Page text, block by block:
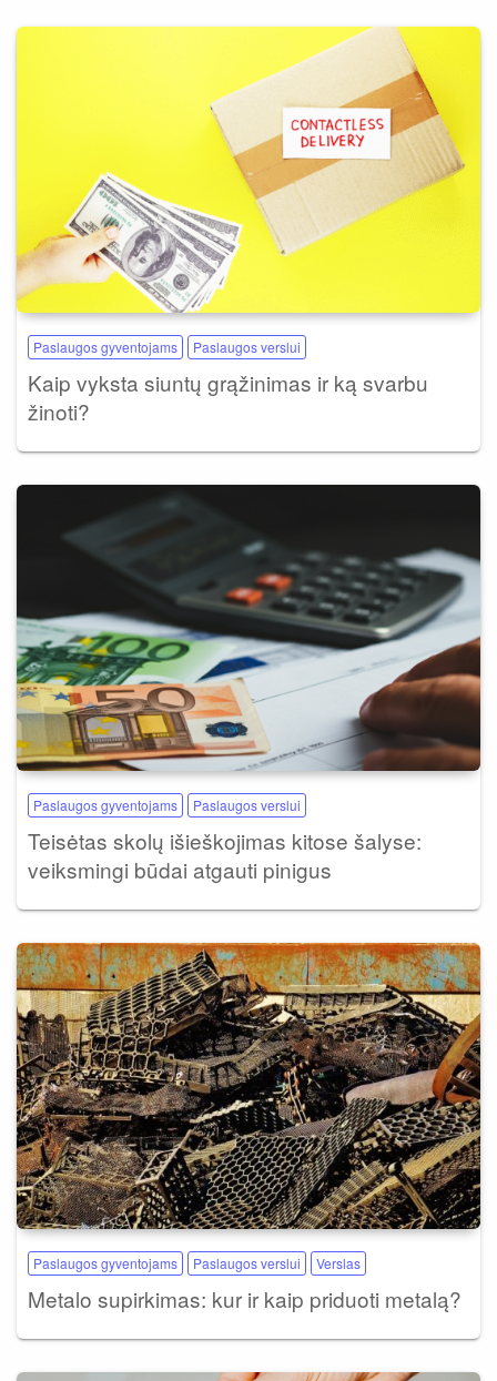
Paslaugos gyventojams Paslaugos verslui
Kaip vyksta siuntų grąžinimas ir ką svarbu
žinoti?
Paslaugos gyventojams Paslaugos verslui
Teisėtas skolų išieškojimas kitose šalyse:
veiksmingi būdai atgauti pinigus
Paslaugos gyventojams Paslaugos verslui Verslas
Metalo supirkimas: kur ir kaip priduoti metalą?